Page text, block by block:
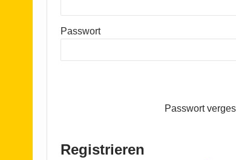
Passwort
Passwort
Registrieren